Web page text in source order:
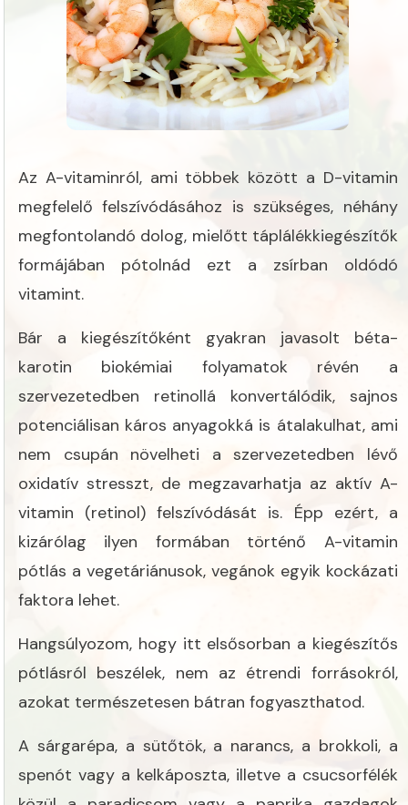
Az A-vitaminról, ami többek között a D-vitamin
megfelelő felszívódásához is szükséges, néhány
megfontolandó dolog, mielőtt táplálékkiegészítők
formájában pótolnád ezt a zsírban oldódó
vitamint.
Bár a kiegészítőként gyakran javasolt béta-
karotin biokémiai folyamatok révén a
szervezetedben retinollá konvertálódik, sajnos
potenciálisan káros anyagokká is átalakulhat, ami
nem csupán növelheti a szervezetedben lévő
oxidatív stresszt, de megzavarhatja az aktív A-
vitamin (retinol) felszívódását is. Épp ezért, a
kizárólag ilyen formában történő A-vitamin
pótlás a vegetáriánusok, vegánok egyik kockázati
faktora lehet.
Hangsúlyozom, hogy itt elsősorban a kiegészítős
pótlásról beszélek, nem az étrendi forrásokról,
azokat természetesen bátran fogyaszthatod.
A sárgarépa, a sütőtök, a narancs, a brokkoli, a
spenót vagy a kelkáposzta, illetve a csucsorfélék